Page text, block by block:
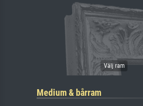
Medium & bårram